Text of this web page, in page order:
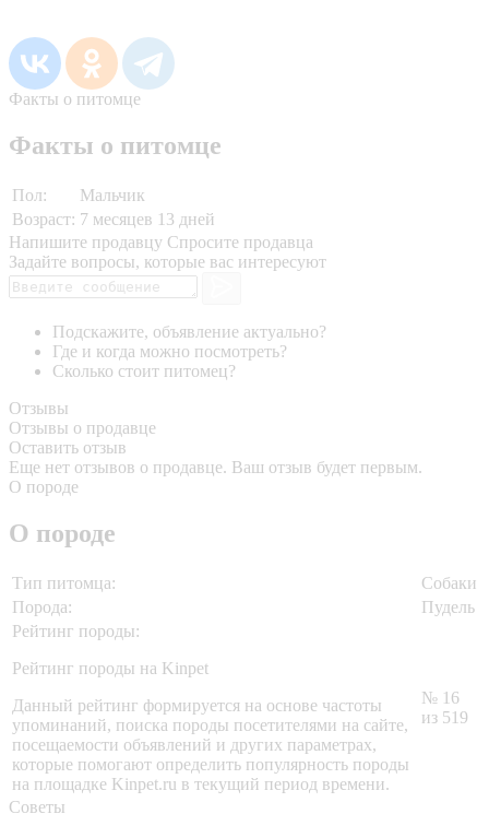
Факты о питомце
Факты о питомце
Пол:
Мальчик
Возраст: 7 месяцев 13 дней
Напишите продавцу Спросите продавца
Задайте вопросы, которые вас интересуют
Подскажите, объявление актуально?
Где и когда можно посмотреть?
Сколько стоит питомец?
Отзывы
Отзывы о продавце
Оставить отзыв
Еще нет отзывов о продавце. Ваш отзыв будет первым.
О породе
О породе
Тип питомца:
Собаки
Порода:
Пудель
Рейтинг породы:
Рейтинг породы на Kinpet
Данный рейтинг формируется на основе частоты
упоминаний, поиска породы посетителями на сайте,
посещаемости объявлений и других параметрах,
которые помогают определить популярность породы
на площадке Kinpet.ru в текущий период времени.
№ 16
из 519
Советы